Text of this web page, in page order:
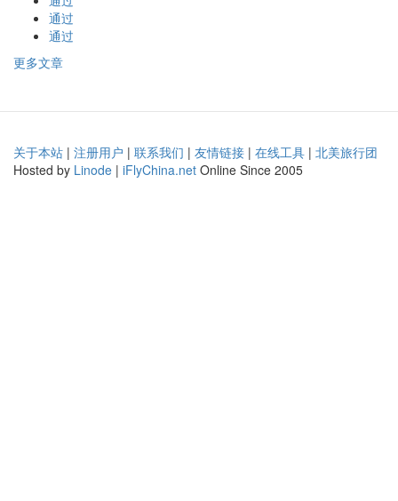
通过
通过
更多文章
关于本站 | 注册用户 | 联系我们 | 友情链接 | 在线工具 | 北美旅行团
Hosted by Linode | iFlyChina.net Online Since 2005